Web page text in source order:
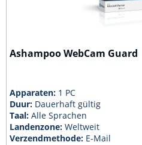
Ashampoo WebCam Guard
Apparaten: 1 PC
Duur: Dauerhaft gültig
Taal:Alle Sprachen
Landenzone:Weltweit
Verzendmethode: E-Mail